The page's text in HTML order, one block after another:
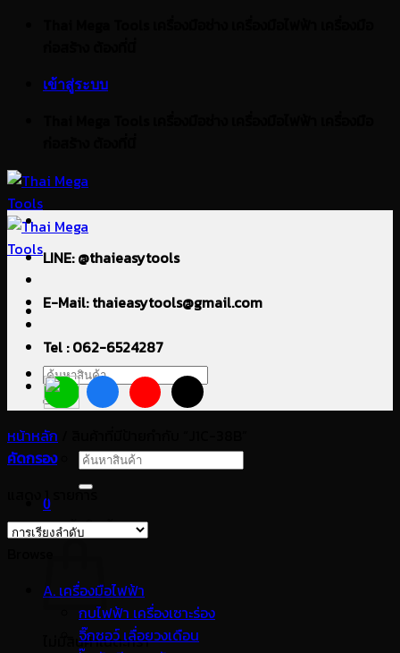
เข้าสู่ระบบ
ค้นหา:
ค้นหา:
0
ตะกร้าสินค้า
ไม่มีสินค้าในตะกร้า
LINE: @thaieasytools
E-Mail: thaieasytools@gmail.com
Tel : 062-6524287
หน้าหลัก
คัดกรอง
แสดง 1 รายการ
A. เครื่องมือไฟฟ้า
กบไฟฟ้า เครื่องเซาะร่อง
จิ๊กซอว์ เลื่อยวงเดือน